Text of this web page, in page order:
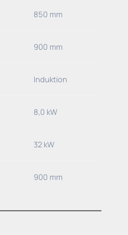
850 mm
900 mm
Induktion
8,0 kW
32 kW
900 mm